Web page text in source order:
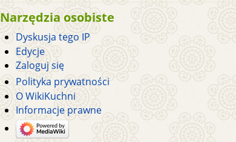
Narzędzia osobiste
Dyskusja tego IP
Edycje
Zaloguj się
Polityka prywatności
O WikiKuchni
Informacje prawne